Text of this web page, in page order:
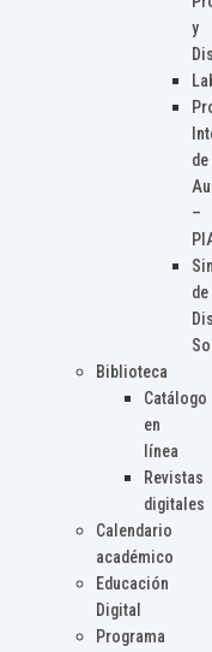
y
de
–
de
Biblioteca
Catálogo
en
línea
Revistas
digitales
Calendario
académico
Educación
Digital
Programa